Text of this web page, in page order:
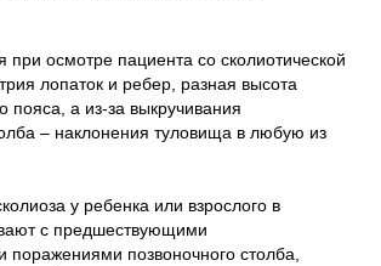
при осмотре пациента со сколиотической
лопаток и ребер, разная высота
пояса, а из-за выкручивания
– наклонения туловища в любую из
у ребенка или взрослого в
с предшествующими
поражениями позвоночного столба,